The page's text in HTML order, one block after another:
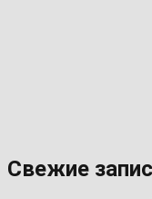
Свежие